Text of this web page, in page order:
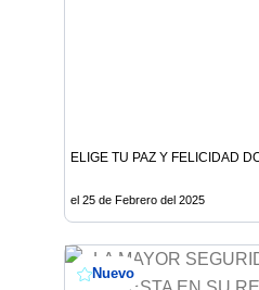
ELIGE TU PAZ Y FELICIDAD
el 25 de Febrero del 2025
Nuevo